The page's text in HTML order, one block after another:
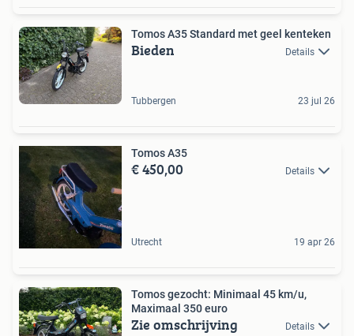
Tomos A35 Standard met geel kenteken
Bieden Details
Tubbergen 23 jul 26
Tomos A35
€ 450,00 Details
Utrecht 19 apr 26
Tomos gezocht: Minimaal 45 km/u,
Maximaal 350 euro
Zie omschrijving Details